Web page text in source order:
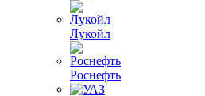
Лукойл
Роснефть